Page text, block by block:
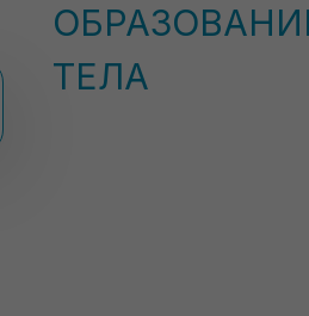
ТЕЛА